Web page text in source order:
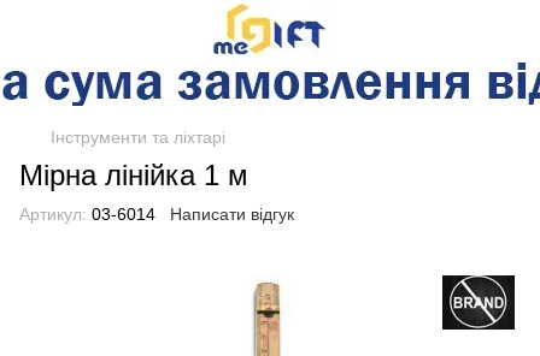
Інструменти та ліхтарі
Мірна лінійка 1 м
Артикул: 03-6014 Написати відгук